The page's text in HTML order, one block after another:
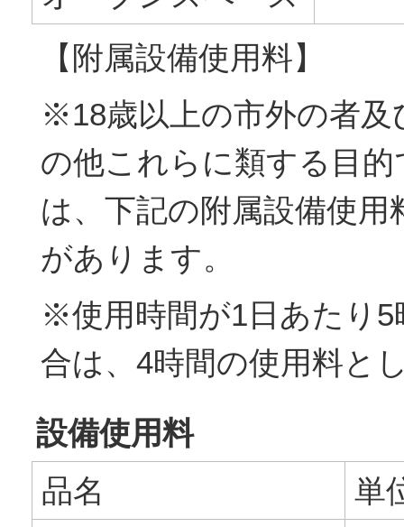
【附属設備使用料】
※18歳以上の市外の者及
の他これらに類する目
は、下記の附属設備使用
があります。
※使用時間が1日あたり5
合は、4時間の使用料と
設備使用料
品名
単